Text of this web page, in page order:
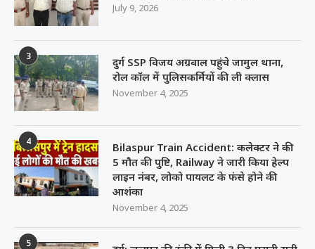
July 9, 2026
3
दुर्ग SSP विजय अग्रवाल पहुंचे जामुल थाना,
रोल कॉल में पुलिसकर्मियों की ली क्लास
November 4, 2025
4
Bilaspur Train Accident: कलेक्टर ने की
5 मौत की पुष्टि, Railway ने जारी किया हेल्प
लाइन नंबर, लोको पायलट के फंसे होने की
आशंका
November 4, 2025
5